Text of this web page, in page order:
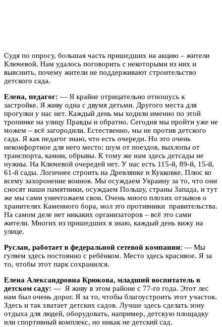
Судя по опросу, большая часть пришедших на акцию – жители
Ключевой. Нам удалось поговорить с некоторыми из них и
выяснить, почему жители не поддерживают строительство
детского сада.
Елена, педагог: — Я крайне отрицательно отношусь к
застройке. Я живу одна с двумя детьми. Другого места для
прогулки у нас нет. Каждый день мы ходили именно по этой
тропинке на улицу Правды и обратно. Сегодня мы пройти уже не
можем – всё загородили. Естественно, мы не против детского
сада. Я как педагог знаю, что есть очереди. Но это очень
некомфортное для него место: шум от поездов, выхлопы от
транспорта, камни, обрывы. К тому же нам здесь детсады не
нужны. На Ключевой очередей нет. У нас есть 115-й, 89-й, 15-й,
61-й сады. Логичнее строить на Древлянке и Кукковке. Плюс ко
всему захоронение воинов. Мы осуждаем Украину за то, что они
сносят наши памятники, осуждаем Польшу, страны Запада, и тут
же мы сами уничтожаем свои. Очень много плохих отзывов о
хранителях Каменного бора, мол это противники правительства.
На самом деле нет никаких организаторов – всё это сами
жители. Многих из пришедших я знаю, каждый день вижу на
улице.
Руслан, работает в федеральной сетевой компании: — Мы
гуляем здесь постоянно с ребёнком. Место здесь красивое. Я за
то, чтобы этот парк сохранился.
Елена Александровна Крюкова, младший воспитатель в
детском саду: — Я живу в этом районе с 77-го года. Этот лес
нам был очень дорог. Я за то, чтобы благоустроить этот участок.
Здесь и так хватает детских садов. Лучше здесь сделать зону
отдыха для людей, оборудовать, например, детскую площадку
или спортивный комплекс, но никак не детский сад.